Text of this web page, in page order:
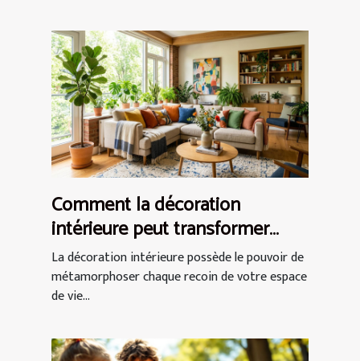
Comment la décoration
intérieure peut transformer
votre espace de vie ?
La décoration intérieure possède le pouvoir de
métamorphoser chaque recoin de votre espace
de vie...